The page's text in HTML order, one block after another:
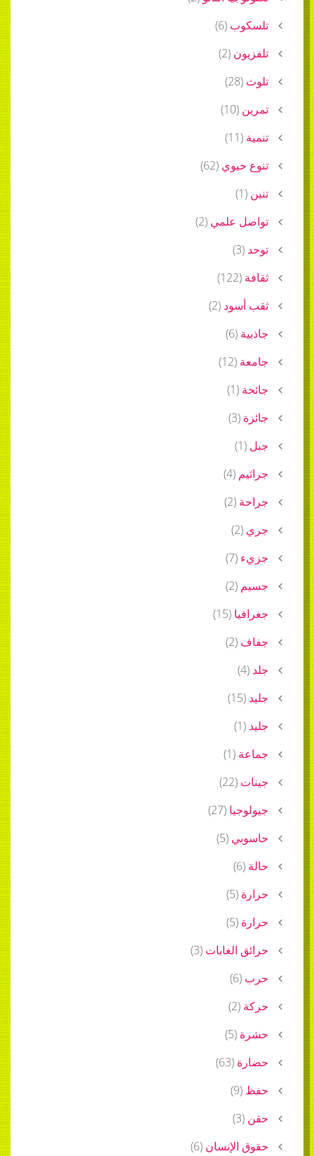
تلسكوب (
6
)
تلفزيون (
2
)
تلوث (
28
)
تمرين (
10
)
تنمية (
11
)
تنوع حيوي (
62
)
تنين (
1
)
تواصل علمي (
2
)
توحد (
3
)
ثقافة (
122
)
ثقب أسود (
2
)
جاذبية (
6
)
جامعة (
12
)
جائحة (
1
)
جائزة (
3
)
جبل (
1
)
جراثيم (
4
)
جراحة (
2
)
جري (
2
)
جزيء (
7
)
جسيم (
2
)
جغرافيا (
15
)
جفاف (
2
)
جلد (
4
)
جليد (
15
)
جليد (
1
)
جماعة (
1
)
جينات (
22
)
جيولوجيا (
27
)
حاسوبي (
5
)
حالة (
6
)
حرارة (
5
)
حرارة (
5
)
حرائق الغابات (
3
)
حرب (
6
)
حركة (
2
)
حشرة (
5
)
حضارة (
63
)
حفظ (
9
)
حقن (
3
)
حقوق الإنسان (
6
)